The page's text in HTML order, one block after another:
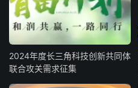
2024年度长三角科技创新共同体
联合攻关需求征集